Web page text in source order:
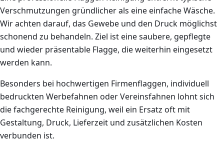
Verschmutzungen gründlicher als eine einfache Wäsche.
Wir achten darauf, das Gewebe und den Druck möglichst
schonend zu behandeln. Ziel ist eine saubere, gepflegte
und wieder präsentable Flagge, die weiterhin eingesetzt
werden kann.
Besonders bei hochwertigen Firmenflaggen, individuell
bedruckten Werbefahnen oder Vereinsfahnen lohnt sich
die fachgerechte Reinigung, weil ein Ersatz oft mit
Gestaltung, Druck, Lieferzeit und zusätzlichen Kosten
verbunden ist.